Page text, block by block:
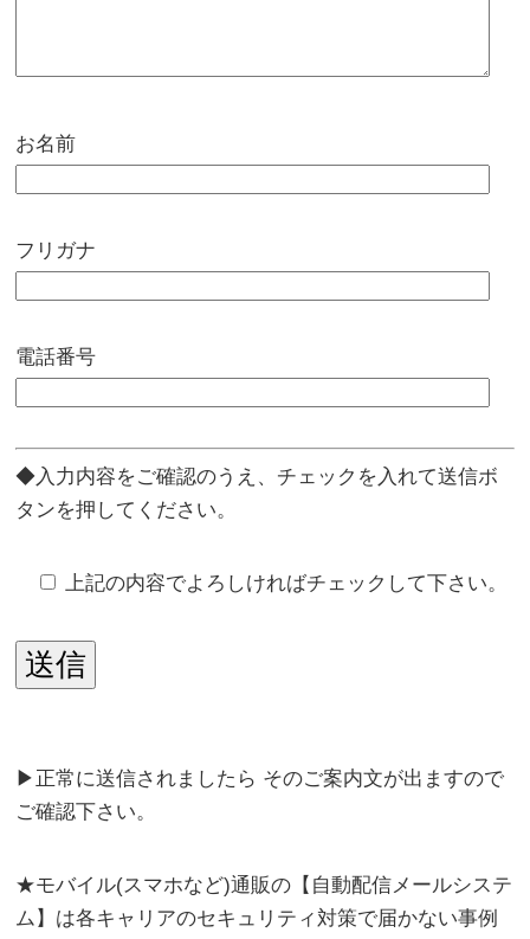
お名前
フリガナ
電話番号
◆入力内容をご確認のうえ、チェックを入れて送信ボ
タンを押してください。
上記の内容でよろしければチェックして下さい。
▶正常に送信されましたら そのご案内文が出ますので
ご確認下さい。
★モバイル(スマホなど)通販の【自動配信メールシステ
ム】は各キャリアのセキュリティ対策で届かない事例